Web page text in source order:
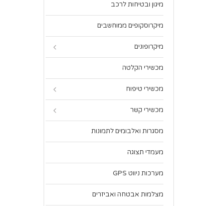
מיגון ובטיחות לרכב
מיקרוסקופים ממוחשבים
מיקרופונים
מכשירי הקלטה
מכשירי טיפוח
מכשירי קשר
מסגרות ואלבומים לתמונות
מעמדי תצוגה
מערכות ניווט GPS
מצלמות אבטחה ואביזרים